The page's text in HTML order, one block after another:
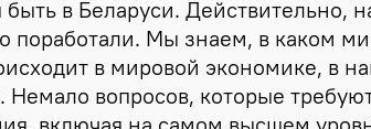
в Беларуси. Действительно,
поработали. Мы знаем, в каком
в мировой экономике, в
Немало вопросов, которые